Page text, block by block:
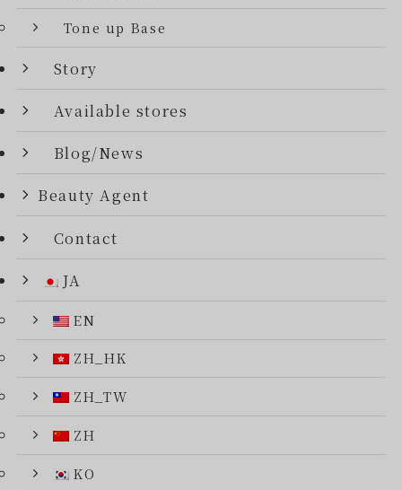
Tone up Base
Story
Available stores
Blog/News
Beauty Agent
Contact
JA
EN
ZH_HK
ZH_TW
ZH
KO